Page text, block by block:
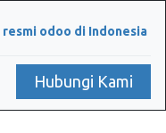
odoo di Indonesia
Hubungi Kami